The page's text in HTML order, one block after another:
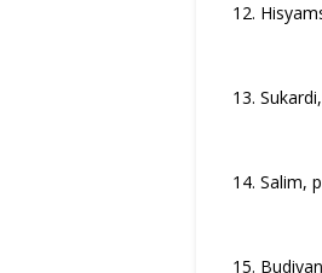
12.
13.
14. Salim,
15.